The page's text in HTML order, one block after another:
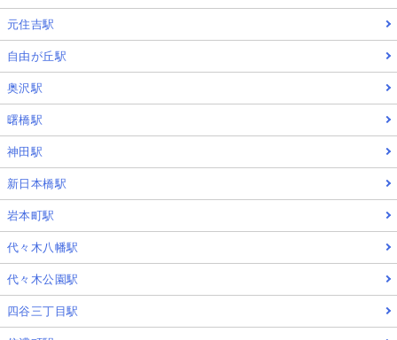
元住吉駅
自由が丘駅
奥沢駅
曙橋駅
神田駅
新日本橋駅
岩本町駅
代々木八幡駅
代々木公園駅
四谷三丁目駅